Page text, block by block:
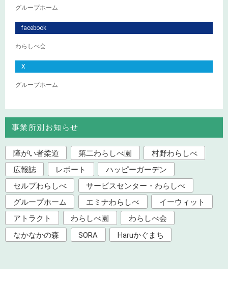
グループホーム
facebook
わらしべ会
X
グループホーム
事業所別お知らせ
障がい者柔道 第二わらしべ園
村野わらしべ
広報誌
レポート
ハッピーガーデン
セルプわらしべ
サービスセンター・わらしべ
グループホーム
エミナわらしべ
イーウィット
アトラクト
わらしべ園
わらしべ会
なかなかの森
SORA Haruかぐまち